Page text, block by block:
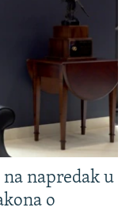
napredak u
o